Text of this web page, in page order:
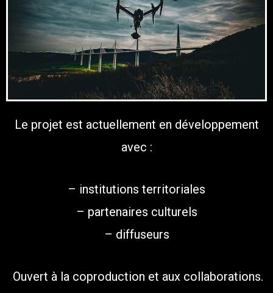
Le projet est actuellement en développement
avec :
– institutions territoriales
– partenaires culturels
– diffuseurs
Ouvert à la coproduction et aux collaborations.